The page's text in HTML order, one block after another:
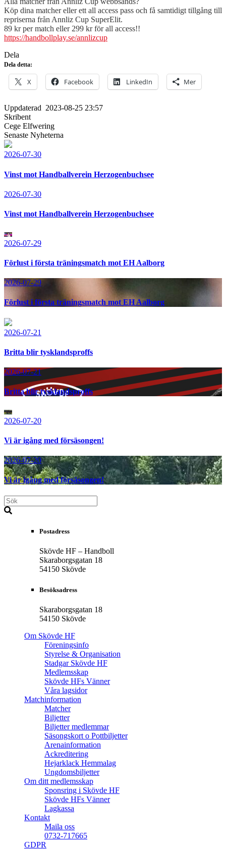
Köp dina matcher eller ett all access pass och få samtidigt tillgång till
repriserna från Annliz Cup SuperElit.
89 kr per match eller 299 kr för all access!!
https://handbollplay.se/annlizcup
Dela
Dela detta:
X Facebook LinkedIn Mer
Uppdaterad 2023-08-25 23:57
Skribent
Cege Elfwering
Senaste Nyheterna
2026-07-30
Vinst mot Handballverein Herzogenbuchsee
2026-07-30
Vinst mot Handballverein Herzogenbuchsee
2026-07-29
Förlust i första träningsmatch mot EH Aalborg
2026-07-29
Förlust i första träningsmatch mot EH Aalborg
2026-07-21
Britta blir tysklandsproffs
2026-07-21
Britta blir tysklandsproffs
2026-07-20
Vi är igång med försäsongen!
2026-07-20
Vi är igång med försäsongen!
Postadress
Skövde HF – Handboll
Skaraborgsgatan 18
54150 Skövde
Besöksadress
Skaraborgsgatan 18
54150 Skövde
Om Skövde HF
Föreningsinfo
Styrelse & Organisation
Stadgar Skövde HF
Medlemsskap
Skövde HFs Vänner
Våra lagsidor
Matchinformation
Matcher
Biljetter
Biljetter medlemmar
Säsongskort o Pottbiljetter
Arenainformation
Ackreditering
Hejarklack Hemmalag
Ungdomsbiljetter
Om ditt medlemsskap
Sponsring i Skövde HF
Skövde HFs Vänner
Lagkassa
Kontakt
Maila oss
0732-717665
GDPR